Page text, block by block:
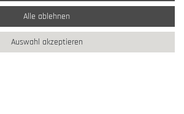
Alle ablehnen
Auswahl akzeptieren